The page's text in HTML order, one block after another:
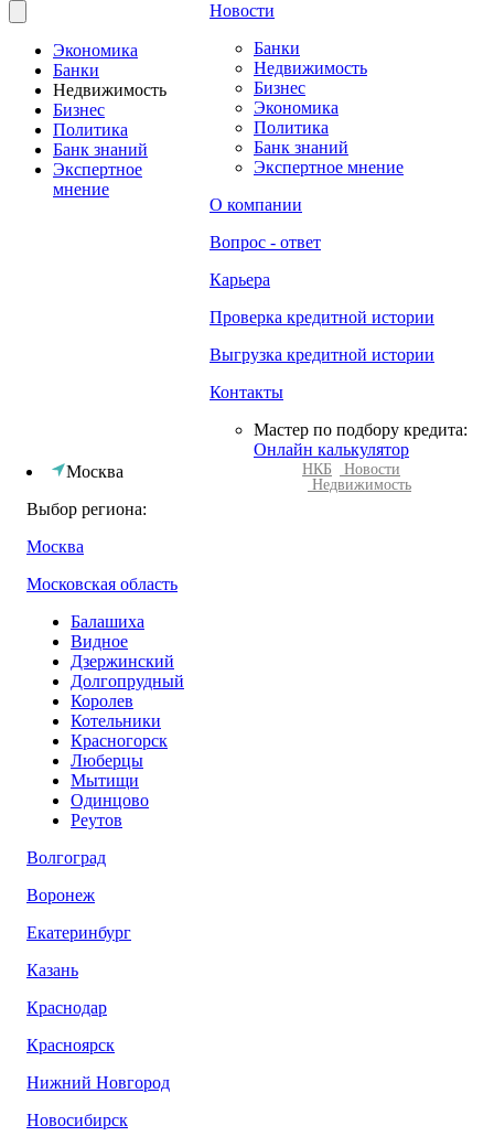
Новости
Банки
Недвижимость
Бизнес
Экономика
Политика
Банк знаний
Экспертное мнение
О компании
Вопрос - ответ
Карьера
Проверка кредитной истории
Выгрузка кредитной истории
Контакты
Мастер по подбору кредита:
Онлайн калькулятор
Москва
Выбор региона:
Москва
Московская область
Балашиха
Видное
Дзержинский
Долгопрудный
Королев
Котельники
Красногорск
Люберцы
Мытищи
Одинцово
Реутов
Волгоград
Воронеж
Екатеринбург
Казань
Краснодар
Красноярск
Нижний Новгород
Новосибирск
Экономика
Банки
Недвижимость
Бизнес
Политика
Банк знаний
Экспертное
мнение
НКБ
Новости
Недвижимость